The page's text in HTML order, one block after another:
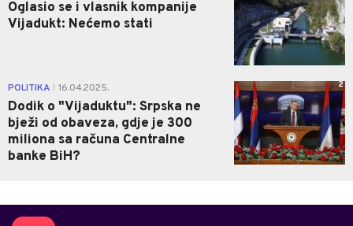
Oglasio se i vlasnik kompanije
Vijadukt: Nećemo stati
POLITIKA 16.04.2025.
Dodik o "Vijaduktu": Srpska ne
bježi od obaveza, gdje je 300
miliona sa računa Centralne
banke BiH?
2